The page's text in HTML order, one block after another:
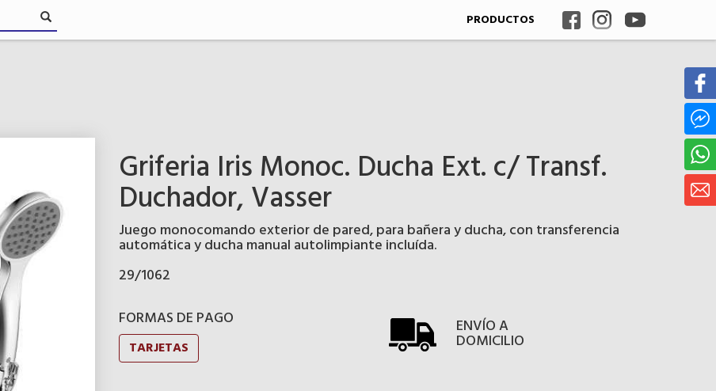
PRODUCTOS
Griferia Iris Monoc. Ducha Ext. c/ Transf.
Duchador, Vasser
Juego monocomando exterior de pared, para bañera y ducha, con transferencia
automática y ducha manual autolimpiante incluída.
29/1062
FORMAS DE PAGO
TARJETAS
ENVÍO A
DOMICILIO